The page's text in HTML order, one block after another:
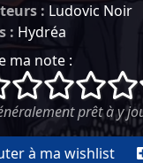
: Ludovic Noir
: Hydréa
ma note :
() () () ()
prêt à y
à ma wishlist